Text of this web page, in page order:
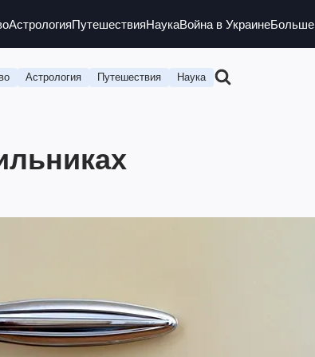
АстрологияПутешествияНаукаВойна в УкраинеБольше
Астрология Путешествия Наука